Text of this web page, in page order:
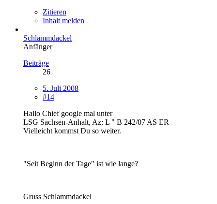
Zitieren
Inhalt melden
Schlammdackel
Anfänger
Beiträge
26
5. Juli 2008
#14
Hallo Chief google mal unter
LSG Sachsen-Anhalt, Az: L " B 242/07 AS ER
Vielleicht kommst Du so weiter.
"Seit Beginn der Tage" ist wie lange?
Gruss Schlammdackel